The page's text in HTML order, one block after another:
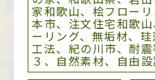
家和歌山、桧フロー
本市、注文住宅和歌
ーリング、無垢材、
工法、紀の川市、耐
３、自然素材、自由